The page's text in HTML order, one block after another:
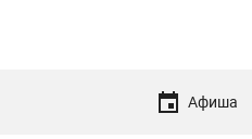
Афиша